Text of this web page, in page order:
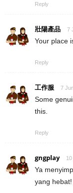
Reply
壯陽產品 7
Your place
Reply
工作服 7
Some
this.
Reply
gngplay
Ya
yang hebat!